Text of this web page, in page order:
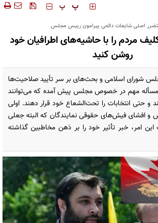
‍‍‍ پ پ
اصلی شایعات دائمی پیرامون رییس مجلس
مردم را با حاشیه‌های اطرافیان خود
روشن کنید
شورای اسلامی و بحث‌های بر سر تأیید صلاحیت‌ها
مهم در خصوص مجلس پیش آمده که می‌توانند
و حتی انتخابات را تحت‌الشعاع خود قرار دهند. اولی
افشای فیش‌های حقوقی نمایندگان که البته جعلی
این امر، خبر تأثیر خود را بر ذهن مخاطبین گذاشته